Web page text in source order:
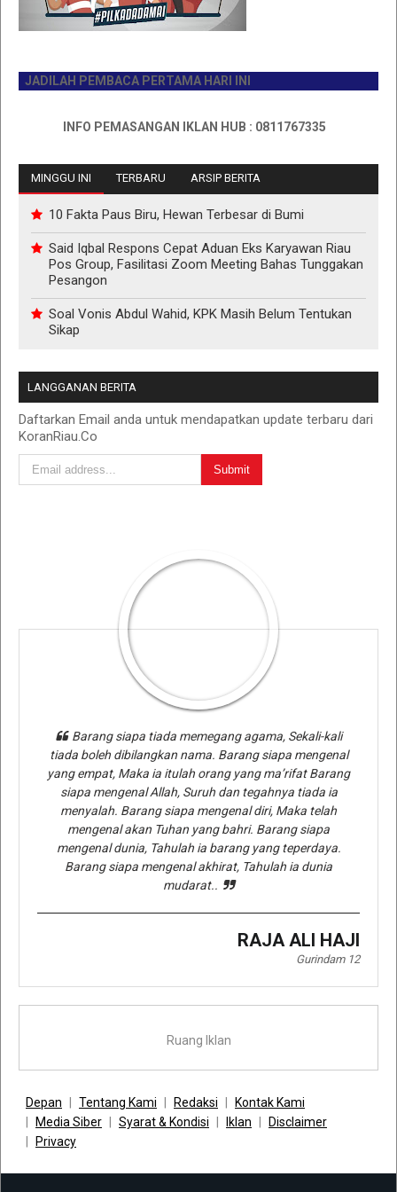
JADILAH PEMBACA PERTAMA HARI INI
INFO PEMASANGAN IKLAN HUB : 0811767335
MINGGU INI TERBARU ARSIP BERITA
10 Fakta Paus Biru, Hewan Terbesar di Bumi
Said Iqbal Respons Cepat Aduan Eks Karyawan Riau
Pos Group, Fasilitasi Zoom Meeting Bahas Tunggakan
Pesangon
Soal Vonis Abdul Wahid, KPK Masih Belum Tentukan
Sikap
LANGGANAN BERITA
Daftarkan Email anda untuk mendapatkan update terbaru dari
KoranRiau.Co
Barang siapa tiada memegang agama, Sekali-kali
tiada boleh dibilangkan nama. Barang siapa mengenal
yang empat, Maka ia itulah orang yang ma’rifat Barang
siapa mengenal Allah, Suruh dan tegahnya tiada ia
menyalah. Barang siapa mengenal diri, Maka telah
mengenal akan Tuhan yang bahri. Barang siapa
mengenal dunia, Tahulah ia barang yang teperdaya.
Barang siapa mengenal akhirat, Tahulah ia dunia
mudarat..
RAJA ALI HAJI
Gurindam 12
Ruang Iklan
Depan Tentang Kami Redaksi
Kontak Kami
Media Siber
Syarat & Kondisi Iklan
Disclaimer
Privacy